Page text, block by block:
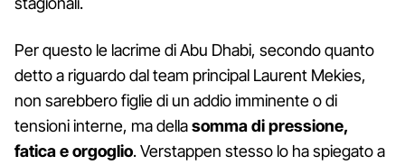
Per questo le lacrime di Abu Dhabi, secondo quanto
detto a riguardo dal team principal Laurent Mekies,
non sarebbero figlie di un addio imminente o di
tensioni interne, ma dellasomma di pressione,
fatica e orgoglio. Verstappen stesso lo ha spiegato a